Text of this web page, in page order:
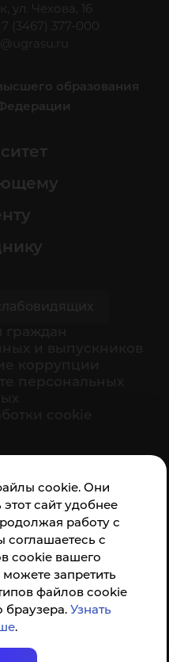
cookie. Они
сайт удобнее
работу с
соглашаетесь с
cookie вашего
запретить
файлов cookie
браузера.Узнать
.
ул. Чехова, 16
(3467) 377-000
образования
а так же по прямой